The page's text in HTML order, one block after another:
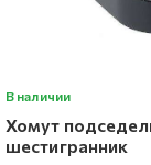
В наличии
Хомут
шестигранник